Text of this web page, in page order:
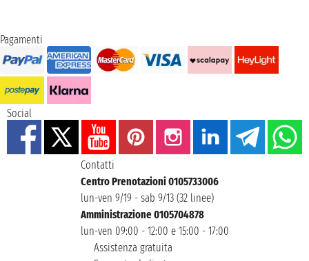
Pagamenti
Social
Contatti
Centro Prenotazioni 0105733006
lun-ven 9/19 - sab 9/13 (32 linee)
Amministrazione 0105704878
lun-ven 09:00 - 12:00 e 15:00 - 17:00
Assistenza gratuita